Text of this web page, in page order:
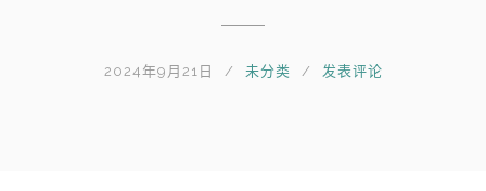
2024年9月21日 未分类 发表评论